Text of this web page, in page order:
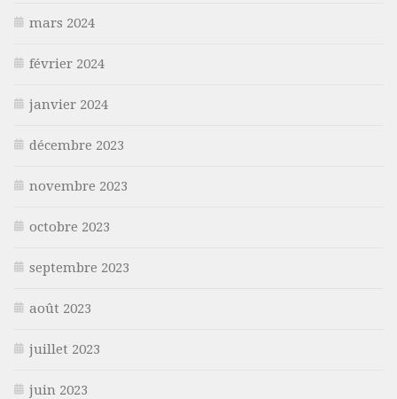
mars 2024
février 2024
janvier 2024
décembre 2023
novembre 2023
octobre 2023
septembre 2023
août 2023
juillet 2023
juin 2023